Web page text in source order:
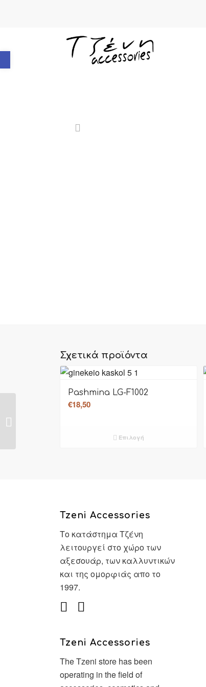
Ανοίξτε τη γραμμή εργαλείων
Σχετικά προϊόντα
Pashmina LG-F1002
€18,50
Επιλογή
Tzeni Accessories
Το κατάστημα Τζένη
λειτουργεί στο χώρο των
αξεσουάρ, των καλλυντικών
και της ομορφιάς απο το
1997.
Tzeni Accessories
The Tzeni store has been
operating in the field of